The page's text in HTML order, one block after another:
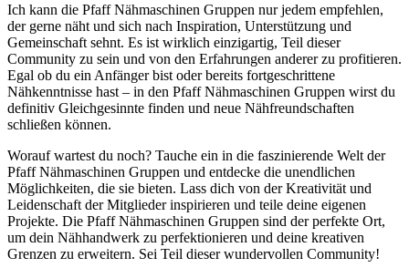
Ich kann die Pfaff Nähmaschinen Gruppen nur jedem empfehlen,
der gerne näht und sich nach Inspiration, Unterstützung und
Gemeinschaft sehnt. Es ist wirklich einzigartig, Teil dieser
Community zu sein und von den Erfahrungen anderer zu profitieren.
Egal ob du ein Anfänger bist oder bereits fortgeschrittene
Nähkenntnisse hast – in den Pfaff Nähmaschinen Gruppen wirst du
definitiv Gleichgesinnte finden und neue Nähfreundschaften
schließen können.
Worauf wartest du noch? Tauche ein in die faszinierende Welt der
Pfaff Nähmaschinen Gruppen und entdecke die unendlichen
Möglichkeiten, die sie bieten. Lass dich von der Kreativität und
Leidenschaft der Mitglieder inspirieren und teile deine eigenen
Projekte. Die Pfaff Nähmaschinen Gruppen sind der perfekte Ort,
um dein Nähhandwerk zu perfektionieren und deine kreativen
Grenzen zu erweitern. Sei Teil dieser wundervollen Community!